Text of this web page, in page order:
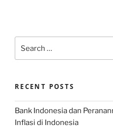
for:
RECENT POSTS
Bank Indonesia dan
Inflasi di Indonesia